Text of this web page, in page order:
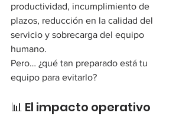
productividad, incumplimiento de
plazos, reducción en la calidad del
servicio y sobrecarga del equipo
humano.
Pero… ¿qué tan preparado está tu
equipo para evitarlo?
📊 El impacto operativo